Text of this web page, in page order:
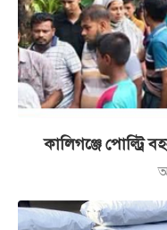
কালিগঞ্জে পোল্ট্রি